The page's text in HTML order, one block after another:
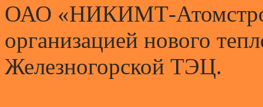
ОАО «НИКИМТ-
организацией нового
Железногорской ТЭЦ.